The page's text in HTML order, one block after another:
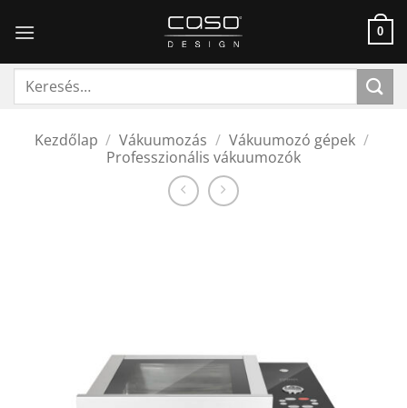
0
Keresés
Kezdőlap / Vákuumozás / Vákuumozó gépek /
Professzionális vákuumozók